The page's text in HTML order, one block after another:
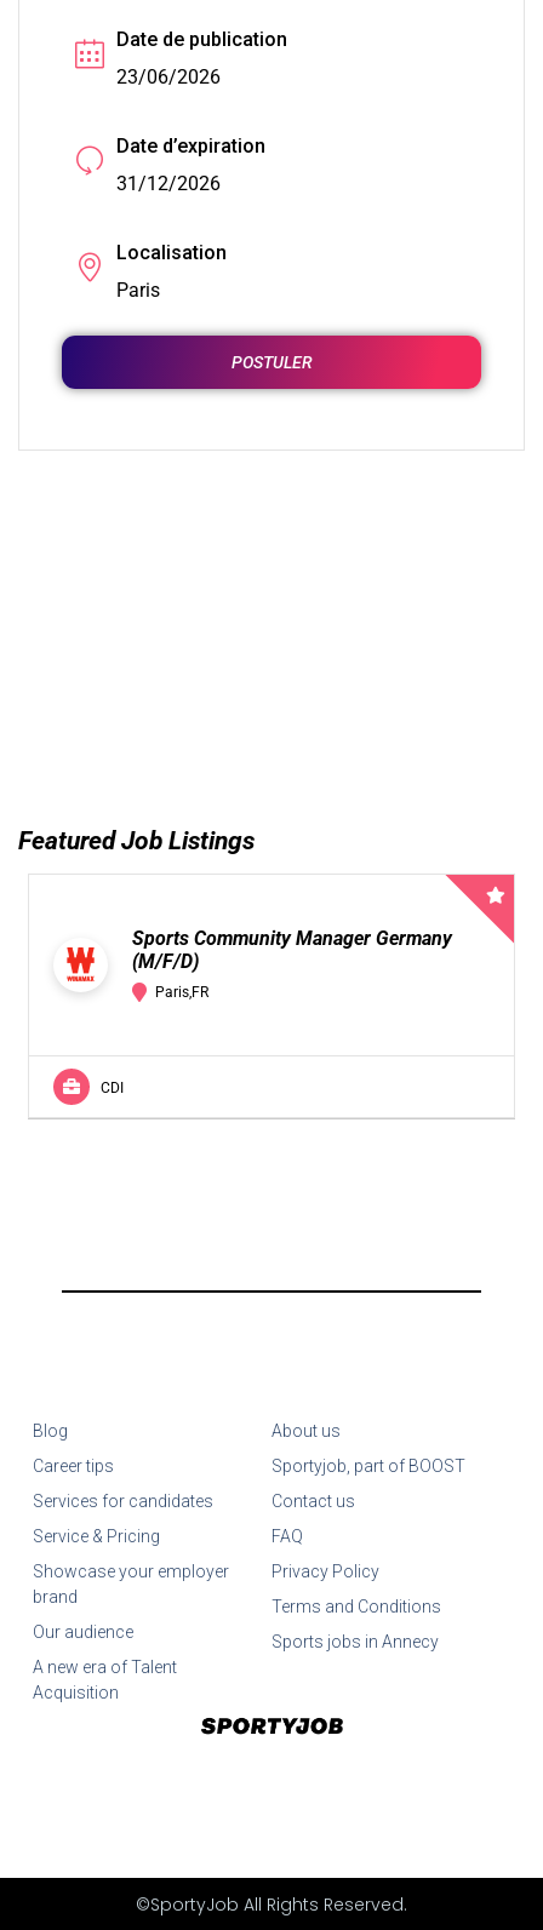
Date de publication
23/06/2026
Date d’expiration
31/12/2026
Localisation
Paris
POSTULER
Featured Job Listings
Sports Community Manager Germany
(M/F/D)
Paris,FR
CDI
Blog
Career tips
Services for candidates
Service & Pricing
Showcase your employer
brand
Our audience
A new era of Talent
Acquisition
About us
Sportyjob, part of BOOST
Contact us
FAQ
Privacy Policy
Terms and Conditions
Sports jobs in Annecy
©SportyJob All Rights Reserved.